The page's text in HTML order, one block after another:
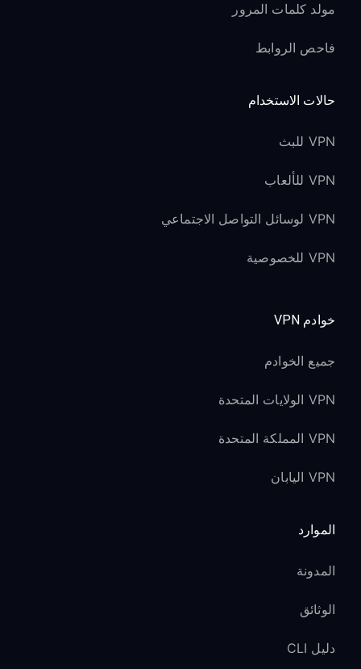
مولد كلمات المرور
فاحص الروابط
حالات الاستخدام
VPN للبث
VPN للألعاب
VPN لوسائل التواصل الاجتماعي
VPN للخصوصية
خوادم VPN
جميع الخوادم
VPN الولايات المتحدة
VPN المملكة المتحدة
VPN اليابان
الموارد
المدونة
الوثائق
دليل CLI